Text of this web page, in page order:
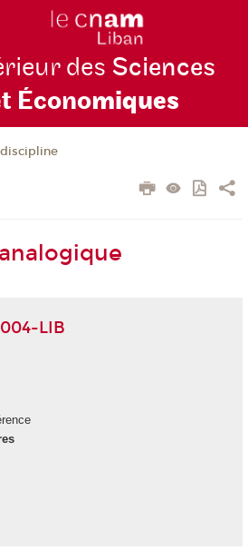
des Sciences
Économiques
LIB